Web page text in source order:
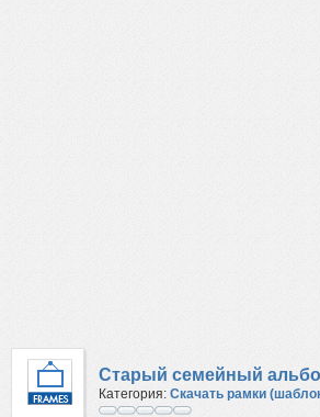
Старый семейный
Категория: Скачать рамки